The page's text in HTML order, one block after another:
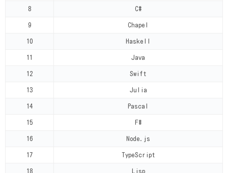
8 C#
9 Chapel
10 Haskell
11 Java
12 Swift
13 Julia
14 Pascal
15 F#
16 Node.js
17 TypeScript
18 Lisp